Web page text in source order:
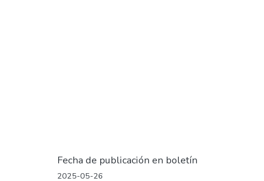
Fecha de publicación en boletín
2025-05-26